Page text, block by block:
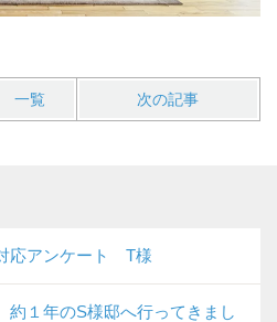
一覧 次の記事
応アンケート T様
約１年のS様邸へ行ってきまし